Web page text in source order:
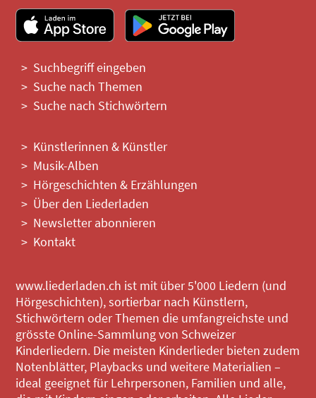
Suchbegriff eingeben
Suche nach Themen
Suche nach Stichwörtern
Künstlerinnen & Künstler
Musik-Alben
Hörgeschichten & Erzählungen
Über den Liederladen
Newsletter abonnieren
Kontakt
www.liederladen.ch ist mit über 5'000 Liedern (und
Hörgeschichten), sortierbar nach Künstlern,
Stichwörtern oder Themen die umfangreichste und
grösste Online-Sammlung von Schweizer
Kinderliedern. Die meisten Kinderlieder bieten zudem
Notenblätter, Playbacks und weitere Materialien –
ideal geeignet für Lehrpersonen, Familien und alle,